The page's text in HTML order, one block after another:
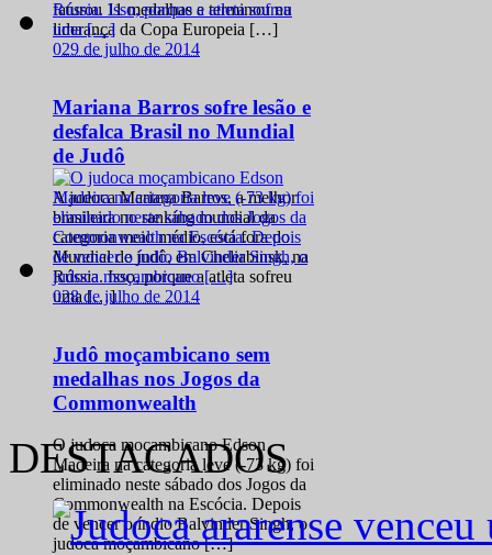
faturou 11 medalhas e terminou na
liderança da Copa Europeia […]
029 de julho de 2014
Mariana Barros sofre lesão e
desfalca Brasil no Mundial
de Judô
A judoca Mariana Barros, a melhor
brasileira no ranking mundial da
categoria meio médio, está fora do
Mundial de judô, em Cheliabinsk, na
Rússia. Isso, porque a atleta sofreu
uma […]
028 de julho de 2014
Judô moçambicano sem
medalhas nos Jogos da
Commonwealth
O judoca moçambicano Edson
Madeira na categoria leve (-73 kg) foi
eliminado neste sábado dos Jogos da
Commonwealth na Escócia. Depois
de vencer o índio Balvinder Singh, o
judoca moçambicano […]
DESTACADOS